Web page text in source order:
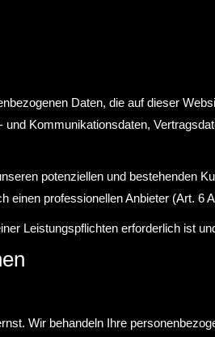
Daten, die auf dieser
Kommunikationsdaten,
potenziellen und bestehenden
einen professionellen Anbieter (Art. 6
Leistungspflichten erforderlich ist
Wir behandeln Ihre